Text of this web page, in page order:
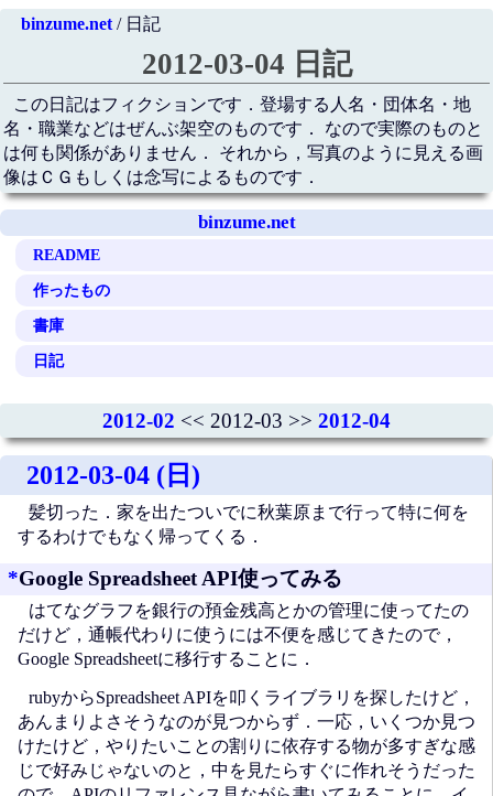
binzume.net/ 日記
2012-03-04 日記
この日記はフィクションです．登場する人名・団体名・地
名・職業などはぜんぶ架空のものです． なので実際のものと
は何も関係がありません． それから，写真のように見える画
像はＣＧもしくは念写によるものです．
binzume.net
README
作ったもの
書庫
日記
2012-02 << 2012-03 >> 2012-04
2012-03-04 (日)
髪切った．家を出たついでに秋葉原まで行って特に何を
するわけでもなく帰ってくる．
*Google Spreadsheet API使ってみる
はてなグラフを銀行の預金残高とかの管理に使ってたの
だけど，通帳代わりに使うには不便を感じてきたので，
Google Spreadsheetに移行することに．
rubyからSpreadsheet APIを叩くライブラリを探したけど，
あんまりよさそうなのが見つからず．一応，いくつか見つ
けたけど，やりたいことの割りに依存する物が多すぎな感
じで好みじゃないのと，中を見たらすぐに作れそうだった